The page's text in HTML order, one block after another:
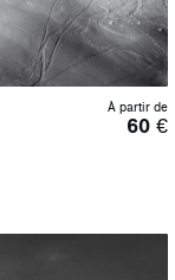
À partir de
60€